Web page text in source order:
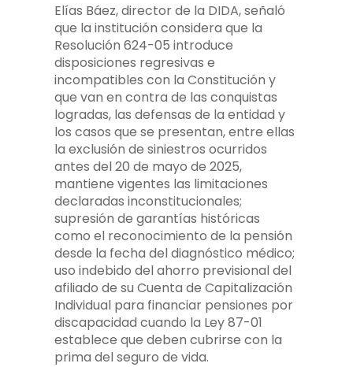
Elías Báez, director de la DIDA, señaló
que la institución considera que la
Resolución 624-05 introduce
disposiciones regresivas e
incompatibles con la Constitución y
que van en contra de las conquistas
logradas, las defensas de la entidad y
los casos que se presentan, entre ellas
la exclusión de siniestros ocurridos
antes del 20 de mayo de 2025,
mantiene vigentes las limitaciones
declaradas inconstitucionales;
supresión de garantías históricas
como el reconocimiento de la pensión
desde la fecha del diagnóstico médico;
uso indebido del ahorro previsional del
afiliado de su Cuenta de Capitalización
Individual para financiar pensiones por
discapacidad cuando la Ley 87-01
establece que deben cubrirse con la
prima del seguro de vida.